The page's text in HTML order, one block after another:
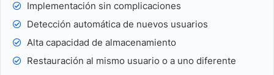
Implementación sin complicaciones
Detección automática de nuevos usuarios
Alta capacidad de almacenamiento
Restauración al mismo usuario o a uno diferente